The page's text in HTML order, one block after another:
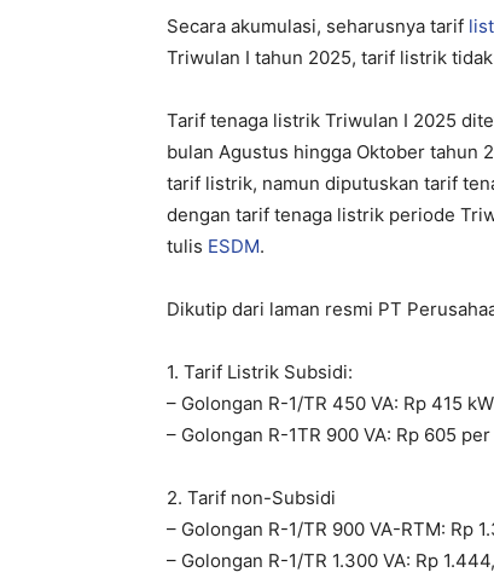
Secara akumulasi, seharusnya tarif
Triwulan I tahun 2025, tarif listrik
Tarif tenaga listrik Triwulan I 2025
bulan Agustus hingga Oktober tahun
tarif listrik, namun diputuskan tarif
dengan tarif tenaga listrik periode
tulis ESDM.
Dikutip dari laman resmi PT
1. Tarif Listrik Subsidi:
– Golongan R-1/TR 450 VA: Rp 415
– Golongan R-1TR 900 VA: Rp 605 per
2. Tarif non-Subsidi
– Golongan R-1/TR 900 VA-RTM: Rp
– Golongan R-1/TR 1.300 VA: Rp